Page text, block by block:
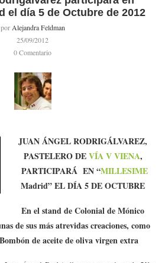
el día 5 de Octubre de 2012
por Alejandra Feldman
25/09/2012
0 Comentario
JUAN ÁNGEL RODRIGÁLVAREZ,
PASTELERO DEVÍA V VIENA,
PARTICIPARÁ EN “MILLESIME
Madrid” EL DÍA 5 DE OCTUBRE
En el stand de Colonial de Mónico
de sus más atrevidas creaciones, como
de aceite de oliva virgen extra